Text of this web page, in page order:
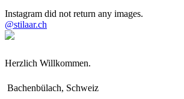
Instagram did not return any images.
@stilaar.ch
Herzlich Willkommen.
Bachenbülach, Schweiz